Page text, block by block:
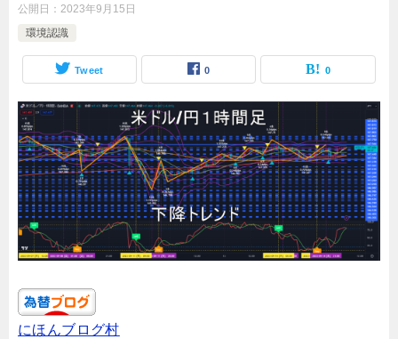
公開日： 2023年9月15日
環境認識
Tweet 0 0
にほんブログ村